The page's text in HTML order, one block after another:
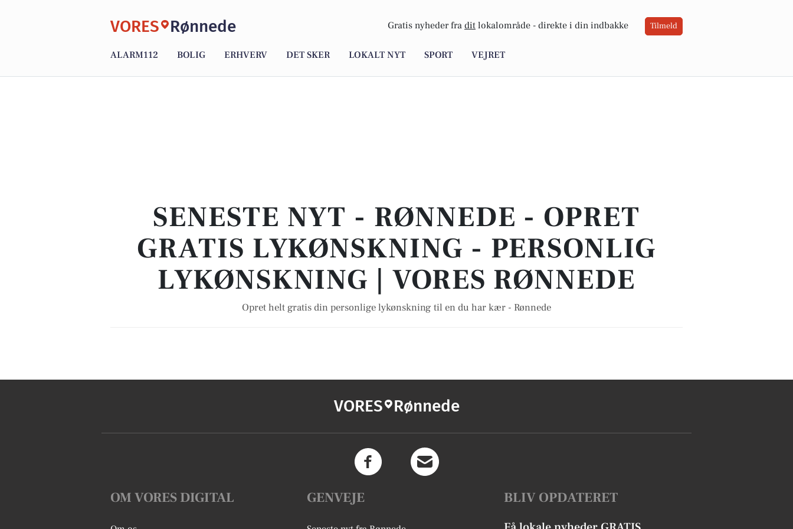
VORES Rønnede Gratis nyheder fra dit lokalområde - direkte i din indbakke Tilmeld
ALARM112 BOLIG ERHVERV DET SKER LOKALT NYT SPORT VEJRET
SENESTE NYT - RØNNEDE - OPRET
GRATIS LYKØNSKNING - PERSONLIG
LYKØNSKNING | VORES RØNNEDE
Opret helt gratis din personlige lykønskning til en du har kær - Rønnede
VORES Rønnede
OM VORES DIGITAL GENVEJE BLIV OPDATERET